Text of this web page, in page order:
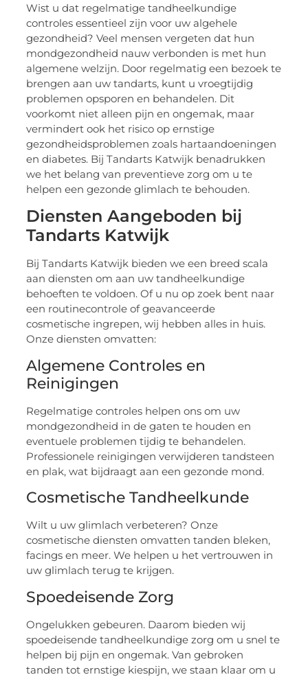
Wist u dat regelmatige tandheelkundige
controles essentieel zijn voor uw algehele
gezondheid? Veel mensen vergeten dat hun
mondgezondheid nauw verbonden is met hun
algemene welzijn. Door regelmatig een bezoek te
brengen aan uw tandarts, kunt u vroegtijdig
problemen opsporen en behandelen. Dit
voorkomt niet alleen pijn en ongemak, maar
vermindert ook het risico op ernstige
gezondheidsproblemen zoals hartaandoeningen
en diabetes. Bij Tandarts Katwijk benadrukken
we het belang van preventieve zorg om u te
helpen een gezonde glimlach te behouden.
Diensten Aangeboden bij
Tandarts Katwijk
Bij Tandarts Katwijk bieden we een breed scala
aan diensten om aan uw tandheelkundige
behoeften te voldoen. Of u nu op zoek bent naar
een routinecontrole of geavanceerde
cosmetische ingrepen, wij hebben alles in huis.
Onze diensten omvatten:
Algemene Controles en
Reinigingen
Regelmatige controles helpen ons om uw
mondgezondheid in de gaten te houden en
eventuele problemen tijdig te behandelen.
Professionele reinigingen verwijderen tandsteen
en plak, wat bijdraagt aan een gezonde mond.
Cosmetische Tandheelkunde
Wilt u uw glimlach verbeteren? Onze
cosmetische diensten omvatten tanden bleken,
facings en meer. We helpen u het vertrouwen in
uw glimlach terug te krijgen.
Spoedeisende Zorg
Ongelukken gebeuren. Daarom bieden wij
spoedeisende tandheelkundige zorg om u snel te
helpen bij pijn en ongemak. Van gebroken
tanden tot ernstige kiespijn, we staan klaar om u